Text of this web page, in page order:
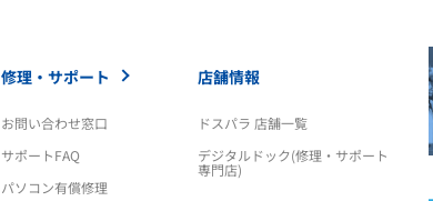
修理・サポート
お問い合わせ窓口
サポートFAQ
パソコン有償修理
店舗情報
ドスパラ 店舗一覧
デジタルドック(修理・サポート
専門店)